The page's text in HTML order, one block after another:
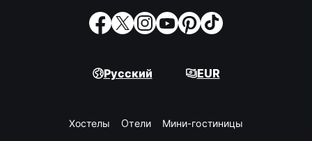
Русский EUR
Хостелы Oтели Мини-гостиницы